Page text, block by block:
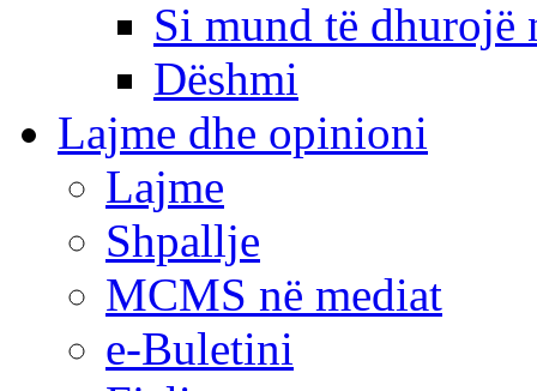
Si mund të dhurojë
Dëshmi
Lajme dhe opinioni
Lajme
Shpallje
MCMS në mediat
e-Buletini